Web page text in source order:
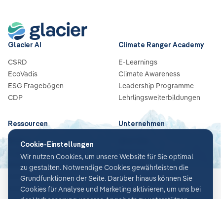
Glacier AI
CSRD
EcoVadis
ESG Fragebögen
CDP
Climate Ranger Academy
E-Learnings
Climate Awareness
Leadership Programme
Lehrlingsweiterbildungen
Ressourcen
Blog
Guides & Checklisten
Webinare
Case Studies
News
Unternehmen
Partners
Karriere
Kontakt
Cookie-Einstellungen
Wir nutzen Cookies, um unsere Website für Sie optimal
zu gestalten. Notwendige Cookies gewährleisten die
Grundfunktionen der Seite. Darüber hinaus können Sie
Cookies für Analyse und Marketing aktivieren, um uns bei